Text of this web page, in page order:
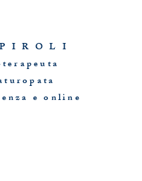
I R O L I
e online